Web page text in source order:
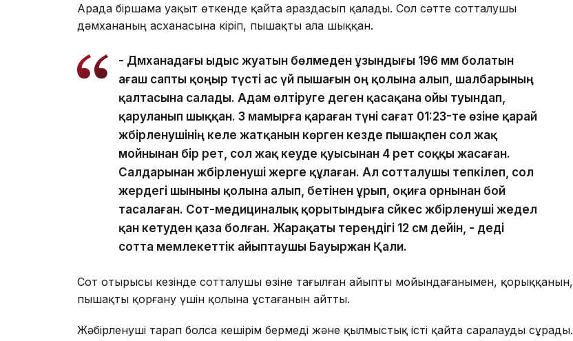
Арада біршама уақыт өткенде қайта араздасып қалады. Сол сәтте сотталушы
дәмхананың асханасына кіріп, пышақты ала шыққан.
- Дәмханадағы ыдыс жуатын бөлмеден ұзындығы 196 мм болатын
ағаш сапты қоңыр түсті ас үй пышағын оң қолына алып, шалбарының
қалтасына салады. Адам өлтіруге деген қасақана ойы туындап,
қаруланып шыққан. 3 мамырға қараған түні сағат 01:23-те өзіне қарай
жәбірленушінің келе жатқанын көрген кезде пышақпен сол жақ
мойнынан бір рет, сол жақ кеуде қуысынан 4 рет соққы жасаған.
Салдарынан жәбірленуші жерге құлаған. Ал сотталушы тепкілеп, сол
жердегі шыныны қолына алып, бетінен ұрып, оқиға орнынан бой
тасалаған. Сот-медициналық қорытындыға сәйкес жәбірленуші жедел
қан кетуден қаза болған. Жарақаты тереңдігі 12 см дейін, - деді
сотта мемлекеттік айыптаушы Бауыржан Қали.
Сот отырысы кезінде сотталушы өзіне тағылған айыпты мойындағанымен, қорыққанын,
пышақты қорғану үшін қолына ұстағанын айтты.
Жәбірленуші тарап болса кешірім бермеді және қылмыстық істі қайта саралауды сұрады.